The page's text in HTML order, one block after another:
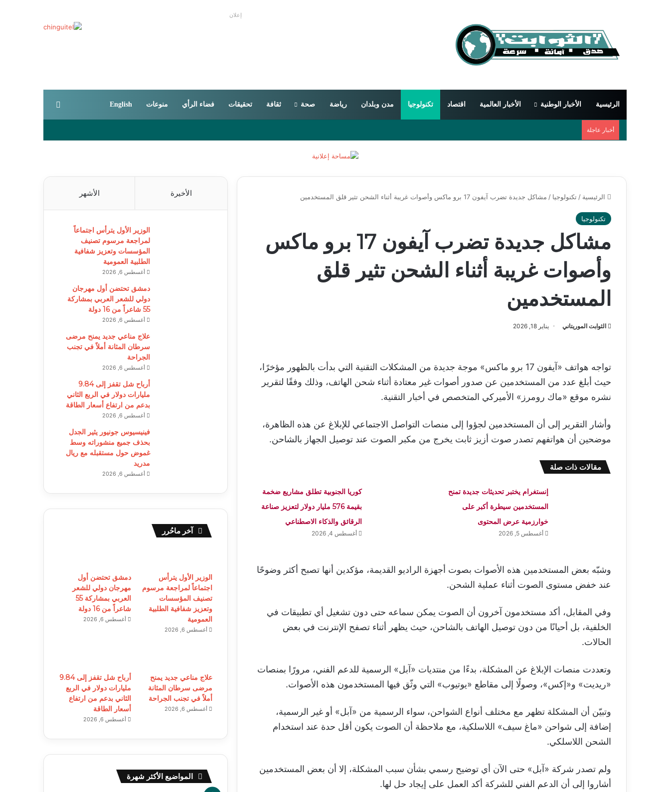
إعلان
الرئيسية الأخبار الوطنية الأخبار العالمية اقتصاد تكنولوجيا مدن وبلدان رياضة صحة ثقافة تحقيقات فضاء الرأي منوعات English
أخبار عاجلة
الرئيسية / تكنولوجيا / مشاكل جديدة تضرب آيفون 17 برو ماكس وأصوات غريبة أثناء الشحن تثير قلق المستخدمين
تكنولوجيا
مشاكل جديدة تضرب آيفون 17 برو ماكس
وأصوات غريبة أثناء الشحن تثير قلق
المستخدمين
الثوابت الموريتاني يناير 18, 2026
تواجه هواتف «آيفون 17 برو ماكس» موجة جديدة من المشكلات التقنية التي بدأت بالظهور مؤخرًا،
حيث أبلغ عدد من المستخدمين عن صدور أصوات غير معتادة أثناء شحن الهاتف، وذلك وفقًا لتقرير
نشره موقع «ماك رومرز» الأميركي المتخصص في أخبار التقنية.
وأشار التقرير إلى أن المستخدمين لجؤوا إلى منصات التواصل الاجتماعي للإبلاغ عن هذه الظاهرة،
موضحين أن هواتفهم تصدر صوت أزيز ثابت يخرج من مكبر الصوت عند توصيل الجهاز بالشاحن.
مقالات ذات صلة
إنستغرام يختبر تحديثات جديدة تمنح
المستخدمين سيطرة أكبر على
خوارزمية عرض المحتوى
أغسطس 5, 2026
كوريا الجنوبية تطلق مشاريع ضخمة
بقيمة 576 مليار دولار لتعزيز صناعة
الرقائق والذكاء الاصطناعي
أغسطس 4, 2026
وشبّه بعض المستخدمين هذه الأصوات بصوت أجهزة الراديو القديمة، مؤكدين أنها تصبح أكثر وضوحًا
عند خفض مستوى الصوت أثناء عملية الشحن.
وفي المقابل، أكد مستخدمون آخرون أن الصوت يمكن سماعه حتى دون تشغيل أي تطبيقات في
الخلفية، بل أحيانًا من دون توصيل الهاتف بالشاحن، حيث يظهر أثناء تصفح الإنترنت في بعض
الحالات.
وتعددت منصات الإبلاغ عن المشكلة، بدءًا من منتديات «آبل» الرسمية للدعم الفني، مرورًا بمنصات
«ريديت» و«إكس»، وصولًا إلى مقاطع «يوتيوب» التي وثّق فيها المستخدمون هذه الأصوات.
وتبيّن أن المشكلة تظهر مع مختلف أنواع الشواحن، سواء الرسمية من «آبل» أو غير الرسمية،
إضافة إلى شواحن «ماغ سيف» اللاسلكية، مع ملاحظة أن الصوت يكون أقل حدة عند استخدام
الشحن اللاسلكي.
ولم تصدر شركة «آبل» حتى الآن أي توضيح رسمي بشأن سبب المشكلة، إلا أن بعض المستخدمين
أشاروا إلى أن الدعم الفني للشركة أكد العمل على إيجاد حل لها.
الأخيرة الأشهر
الوزير الأول يترأس اجتماعاً
لمراجعة مرسوم تصنيف
المؤسسات وتعزيز شفافية
الطلبية العمومية
أغسطس 6, 2026
دمشق تحتضن أول مهرجان
دولي للشعر العربي بمشاركة
55 شاعراً من 16 دولة
أغسطس 6, 2026
علاج مناعي جديد يمنح مرضى
سرطان المثانة أملاً في تجنب
الجراحة
أغسطس 6, 2026
أرباح شل تقفز إلى 9.84
مليارات دولار في الربع الثاني
بدعم من ارتفاع أسعار الطاقة
أغسطس 6, 2026
فينيسيوس جونيور يثير الجدل
بحذف جميع منشوراته وسط
غموض حول مستقبله مع ريال
مدريد
أغسطس 6, 2026
آخر ماحُرر
الوزير الأول يترأس
اجتماعاً لمراجعة مرسوم
تصنيف المؤسسات
وتعزيز شفافية الطلبية
العمومية
أغسطس 6, 2026
دمشق تحتضن أول
مهرجان دولي للشعر
العربي بمشاركة 55
شاعراً من 16 دولة
أغسطس 6, 2026
علاج مناعي جديد يمنح
مرضى سرطان المثانة
أملاً في تجنب الجراحة
أغسطس 6, 2026
أرباح شل تقفز إلى 9.84
مليارات دولار في الربع
الثاني بدعم من ارتفاع
أسعار الطاقة
أغسطس 6, 2026
المواضيع الأكثر شهرة